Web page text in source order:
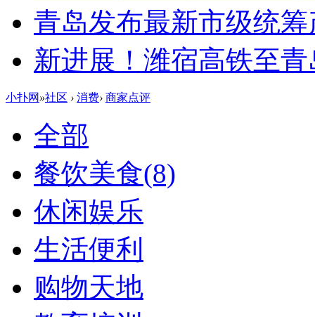
青岛发布最新市级统
新进展！潍宿高铁至
小扑网 »社区 › 消费› 商家点评
全部
餐饮美食(8)
休闲娱乐
生活便利
购物天地